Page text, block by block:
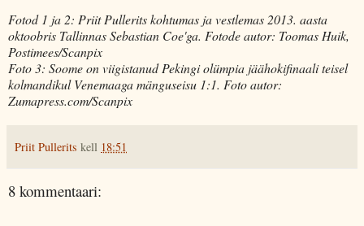
Fotod 1 ja 2: Priit Pullerits kohtumas ja vestlemas 2013. aasta
oktoobris Tallinnas Sebastian Coe'ga. Fotode autor: Toomas Huik,
Postimees/Scanpix
Foto 3: Soome on viigistanud Pekingi olümpia jäähokifinaali teisel
kolmandikul Venemaaga mänguseisu 1:1. Foto autor:
Zumapress.com/Scanpix
Priit Pullerits kell 18:51
8 kommentaari: